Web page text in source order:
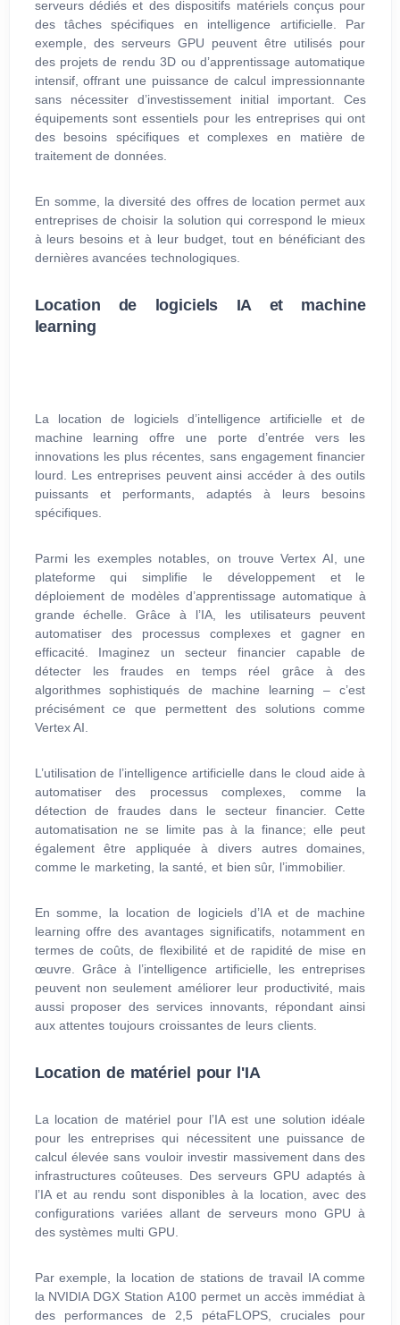
serveurs dédiés et des dispositifs matériels conçus pour
des tâches spécifiques en intelligence artificielle. Par
exemple, des serveurs GPU peuvent être utilisés pour
des projets de rendu 3D ou d’apprentissage automatique
intensif, offrant une puissance de calcul impressionnante
sans nécessiter d’investissement initial important. Ces
équipements sont essentiels pour les entreprises qui ont
des besoins spécifiques et complexes en matière de
traitement de données.
En somme, la diversité des offres de location permet aux
entreprises de choisir la solution qui correspond le mieux
à leurs besoins et à leur budget, tout en bénéficiant des
dernières avancées technologiques.
Location de logiciels IA et machine
learning
La location de logiciels d’intelligence artificielle et de
machine learning offre une porte d’entrée vers les
innovations les plus récentes, sans engagement financier
lourd. Les entreprises peuvent ainsi accéder à des outils
puissants et performants, adaptés à leurs besoins
spécifiques.
Parmi les exemples notables, on trouve Vertex AI, une
plateforme qui simplifie le développement et le
déploiement de modèles d’apprentissage automatique à
grande échelle. Grâce à l’IA, les utilisateurs peuvent
automatiser des processus complexes et gagner en
efficacité. Imaginez un secteur financier capable de
détecter les fraudes en temps réel grâce à des
algorithmes sophistiqués de machine learning – c’est
précisément ce que permettent des solutions comme
Vertex AI.
L’utilisation de l’intelligence artificielle dans le cloud aide à
automatiser des processus complexes, comme la
détection de fraudes dans le secteur financier. Cette
automatisation ne se limite pas à la finance; elle peut
également être appliquée à divers autres domaines,
comme le marketing, la santé, et bien sûr, l’immobilier.
En somme, la location de logiciels d’IA et de machine
learning offre des avantages significatifs, notamment en
termes de coûts, de flexibilité et de rapidité de mise en
œuvre. Grâce à l’intelligence artificielle, les entreprises
peuvent non seulement améliorer leur productivité, mais
aussi proposer des services innovants, répondant ainsi
aux attentes toujours croissantes de leurs clients.
Location de matériel pour l'IA
La location de matériel pour l’IA est une solution idéale
pour les entreprises qui nécessitent une puissance de
calcul élevée sans vouloir investir massivement dans des
infrastructures coûteuses. Des serveurs GPU adaptés à
l’IA et au rendu sont disponibles à la location, avec des
configurations variées allant de serveurs mono GPU à
des systèmes multi GPU.
Par exemple, la location de stations de travail IA comme
la NVIDIA DGX Station A100 permet un accès immédiat à
des performances de 2,5 pétaFLOPS, cruciales pour